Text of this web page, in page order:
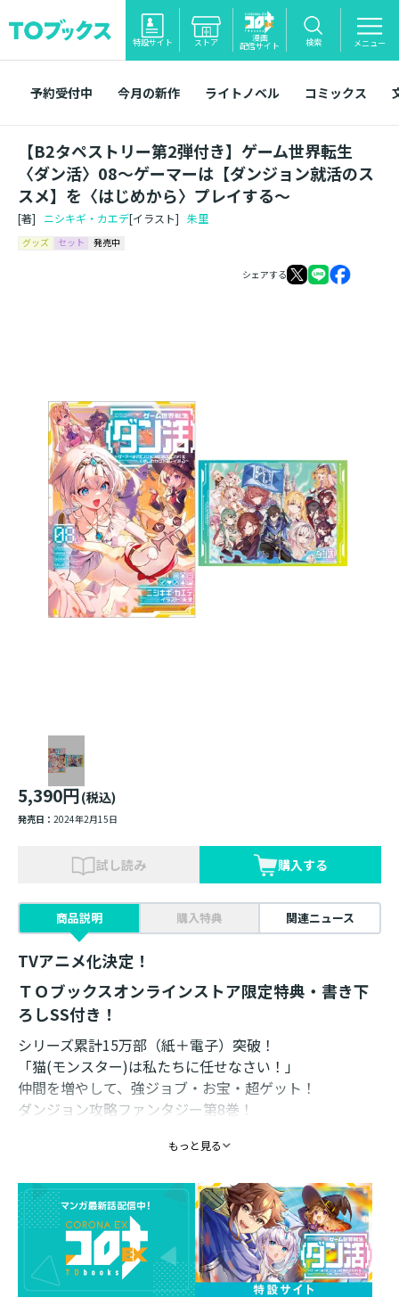
特設サイト ストア 漫画
配信サイト 検索 メニュー
予約受付中 今月の新作 ライトノベル コミックス
【B2タペストリー第2弾付き】ゲーム世界転生
〈ダン活〉08～ゲーマーは【ダンジョン就活のス
スメ】を〈はじめから〉プレイする～
[著] ニシキギ・カエデ[イラスト] 朱里
グッズ セット 発売中
シェアする
5,390円(税込)
発売日： 2024年2月15日
試し読み 購入する
商品説明 購入特典 関連ニュース
TVアニメ化決定！
ＴＯブックスオンラインストア限定特典・書き下
ろしSS付き！
シリーズ累計15万部（紙＋電子）突破！
「猫(モンスター)は私たちに任せなさい！」
仲間を増やして、強ジョブ・お宝・超ゲット！
ダンジョン攻略ファンタジー第8巻！
コミックス3巻同日発売！
「人材を集めるぞ！」
〈エデン〉のDランク昇格を見越して下部組織(ギルド)を
創立したゲーマーPN・ゼフィルス。大盛況の面接を経
て、新メンバーを迎えることになったものの……残りの
ダンジョン週間を逃したら昇格は3か月も先になってしま
う！ 昇格条件クリアのため、目指すは中級中位ダンジ
もっと見る